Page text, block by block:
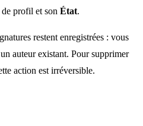
de profil et son État.
restent enregistrées : vous
auteur existant. Pour supprimer
action est irréversible.